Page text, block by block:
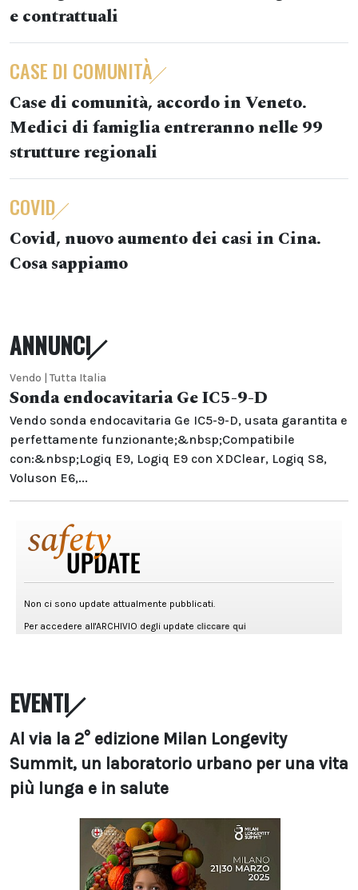
e contrattuali
CASE DI COMUNITÀ
Case di comunità, accordo in Veneto.
Medici di famiglia entreranno nelle 99
strutture regionali
COVID
Covid, nuovo aumento dei casi in Cina.
Cosa sappiamo
ANNUNCI
Vendo | Tutta Italia
Sonda endocavitaria Ge IC5-9-D
Vendo sonda endocavitaria Ge IC5-9-D, usata garantita e
perfettamente funzionante;&nbsp;Compatibile
con:&nbsp;Logiq E9, Logiq E9 con XDClear, Logiq S8,
Voluson E6,...
EVENTI
Al via la 2° edizione Milan Longevity
Summit, un laboratorio urbano per una vita
più lunga e in salute